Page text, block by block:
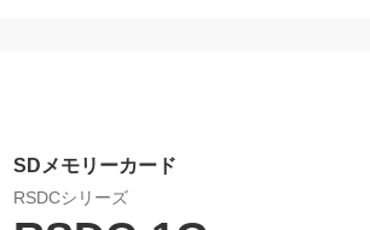
SDメモリーカード
RSDCシリーズ